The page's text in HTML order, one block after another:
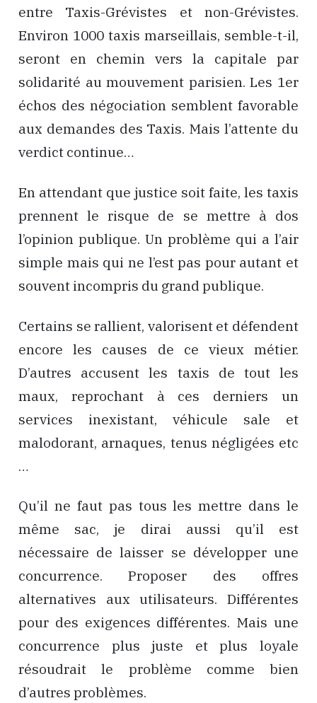
entre Taxis-Grévistes et non-Grévistes.
Environ 1000 taxis marseillais, semble-t-il,
seront en chemin vers la capitale par
solidarité au mouvement parisien. Les 1er
échos des négociation semblent favorable
aux demandes des Taxis. Mais l’attente du
verdict continue…
En attendant que justice soit faite, les taxis
prennent le risque de se mettre à dos
l’opinion publique. Un problème qui a l’air
simple mais qui ne l’est pas pour autant et
souvent incompris du grand publique.
Certains se rallient, valorisent et défendent
encore les causes de ce vieux métier.
D’autres accusent les taxis de tout les
maux, reprochant à ces derniers un
services inexistant, véhicule sale et
malodorant, arnaques, tenus négligées etc
…
Qu’il ne faut pas tous les mettre dans le
même sac, je dirai aussi qu’il est
nécessaire de laisser se développer une
concurrence. Proposer des offres
alternatives aux utilisateurs. Différentes
pour des exigences différentes. Mais une
concurrence plus juste et plus loyale
résoudrait le problème comme bien
d’autres problèmes.